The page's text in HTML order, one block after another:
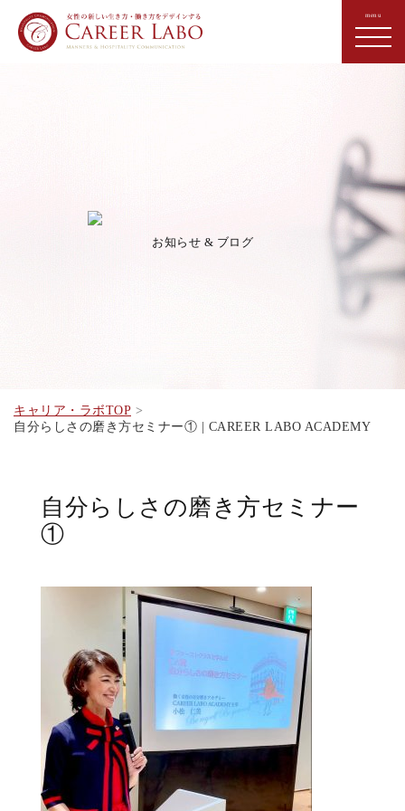
お知らせ & ブログ
キャリア・ラボTOP
自分らしさの磨き方セミナー① | CAREER LABO ACADEMY
自分らしさの磨き方セミナー
①